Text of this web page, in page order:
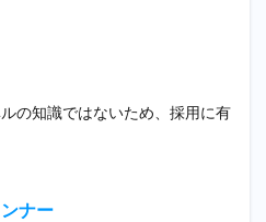
の知識ではないため、採用に有
ナー